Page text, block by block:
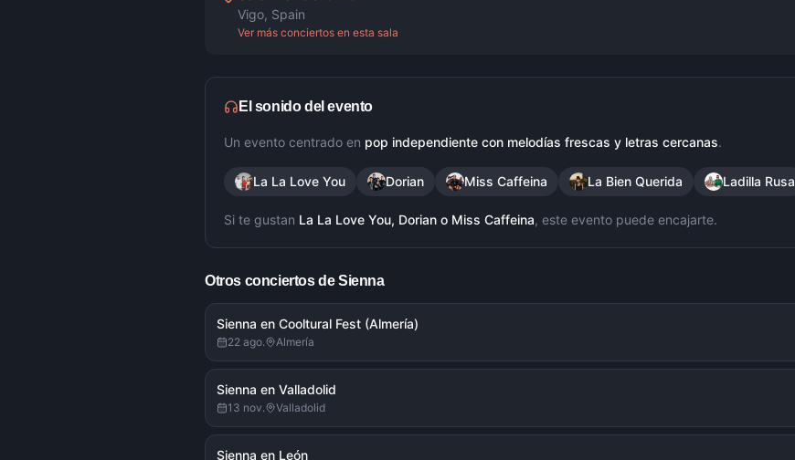
Vigo, Spain
Ver más conciertos en esta sala
El sonido del evento
Un evento centrado en pop independiente con melodías frescas y letras cercanas.
La La Love You Dorian Miss Caffeina La Bien Querida Ladilla Rusa
Si te gustan La La Love You, Dorian o Miss Caffeina, este evento puede encajarte.
Otros conciertos deSienna
Sienna en Cooltural Fest (Almería)
22 ago. Almería
Sienna en Valladolid
13 nov. Valladolid
Sienna en León